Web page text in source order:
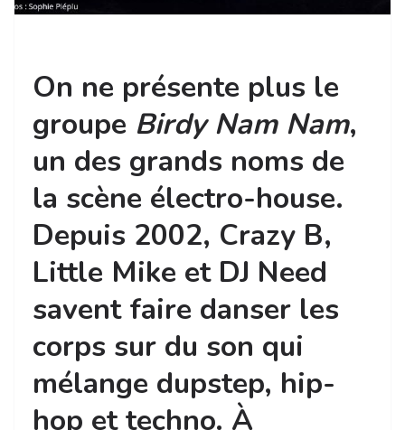
On ne présente plus le
groupe Birdy Nam Nam,
un des grands noms de
la scène électro-house.
Depuis 2002, Crazy B,
Little Mike et DJ Need
savent faire danser les
corps sur du son qui
mélange dupstep, hip-
hop et techno. À